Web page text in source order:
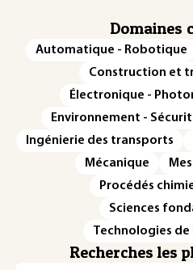
Domaines
Automatique - Robotique
Construction et
Électronique -
Environnement -
Ingénierie des transports
Mécanique
Procédés
Sciences
Technologies
Recherches les